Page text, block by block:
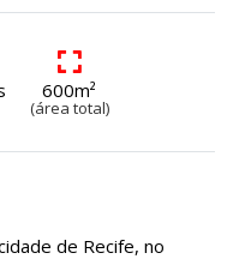
600m²
(área total)
de Recife, no